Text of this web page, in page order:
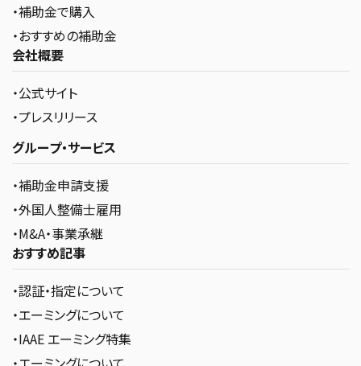
・補助金で購入
・おすすめの補助金
会社概要
・公式サイト
・プレスリリース
グループ・サービス
・補助金申請支援
・外国人整備士雇用
・M&A・事業承継
おすすめ記事
・認証・指定について
・エーミングについて
・IAAE エーミング特集